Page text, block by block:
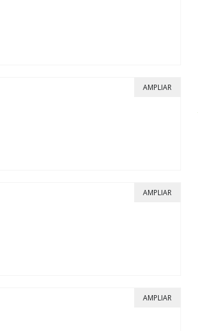
AMPLIAR
AMPLIAR
AMPLIAR